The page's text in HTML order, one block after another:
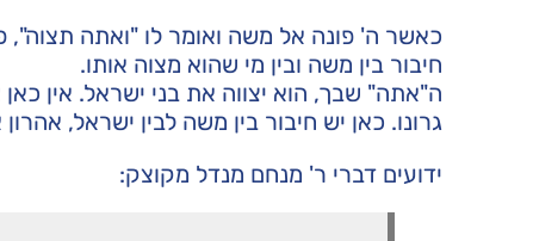
כאשר ה' פונה אל משה ואומר לו "ואתה תצוה",
חיבור בין משה ובין מי שהוא מצוה אותו.
ה"אתה" שבך, הוא יצווה את בני ישראל. אין
גרונו. כאן יש חיבור בין משה לבין ישראל,
ידועים דברי ר' מנחם מנדל מקוצק: